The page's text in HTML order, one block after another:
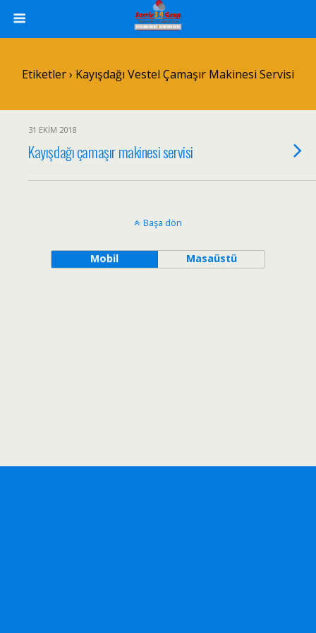
Etiketler › Kayışdağı Vestel Çamaşır Makinesi Servisi
31 EKIM 2018
Kayışdağı çamaşır makinesi servisi
Başa dön
Mobil Masaüstü